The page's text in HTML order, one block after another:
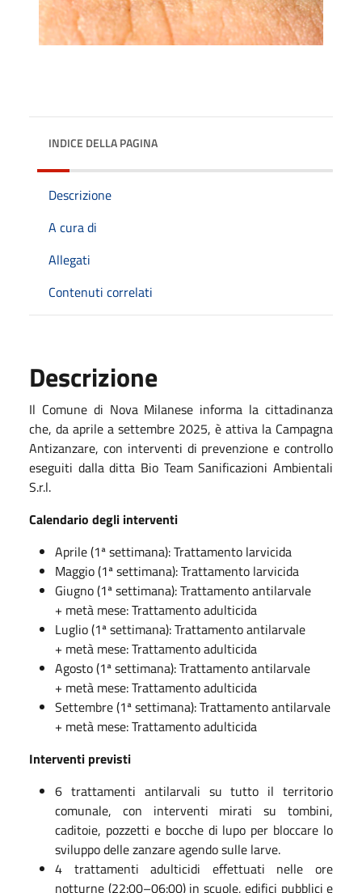
INDICE DELLA PAGINA
Descrizione
A cura di
Allegati
Contenuti correlati
Descrizione
Il Comune di Nova Milanese informa la cittadinanza
che, da aprile a settembre 2025, è attiva la Campagna
Antizanzare, con interventi di prevenzione e controllo
eseguiti dalla ditta Bio Team Sanificazioni Ambientali
S.r.l.
Calendario degli interventi
Aprile (1ª settimana): Trattamento larvicida
Maggio (1ª settimana): Trattamento larvicida
Giugno (1ª settimana): Trattamento antilarvale
+ metà mese: Trattamento adulticida
Luglio (1ª settimana): Trattamento antilarvale
+ metà mese: Trattamento adulticida
Agosto (1ª settimana): Trattamento antilarvale
+ metà mese: Trattamento adulticida
Settembre (1ª settimana): Trattamento antilarvale
+ metà mese: Trattamento adulticida
Interventi previsti
6 trattamenti antilarvali su tutto il territorio
comunale, con interventi mirati su tombini,
caditoie, pozzetti e bocche di lupo per bloccare lo
sviluppo delle zanzare agendo sulle larve.
4 trattamenti adulticidi effettuati nelle ore
notturne (22:00–06:00) in scuole, edifici pubblici e